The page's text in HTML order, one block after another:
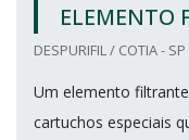
ELEMENTO
DESPURIFIL / COTIA - SP
Um elemento
cartuchos especiais